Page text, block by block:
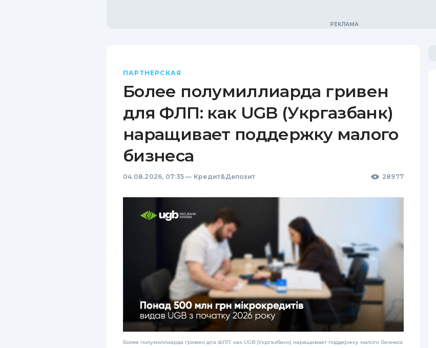
ПАРТНЕРСКАЯ
Более полумиллиарда гривен
для ФЛП: как UGB (Укргазбанк)
наращивает поддержку малого
бизнеса
04.08.2026, 07:35 — Кредит&Депозит 28977
Более полумиллиарда гривен для ФЛП: как UGB (Укргазбанк) наращивает поддержку малого бизнеса